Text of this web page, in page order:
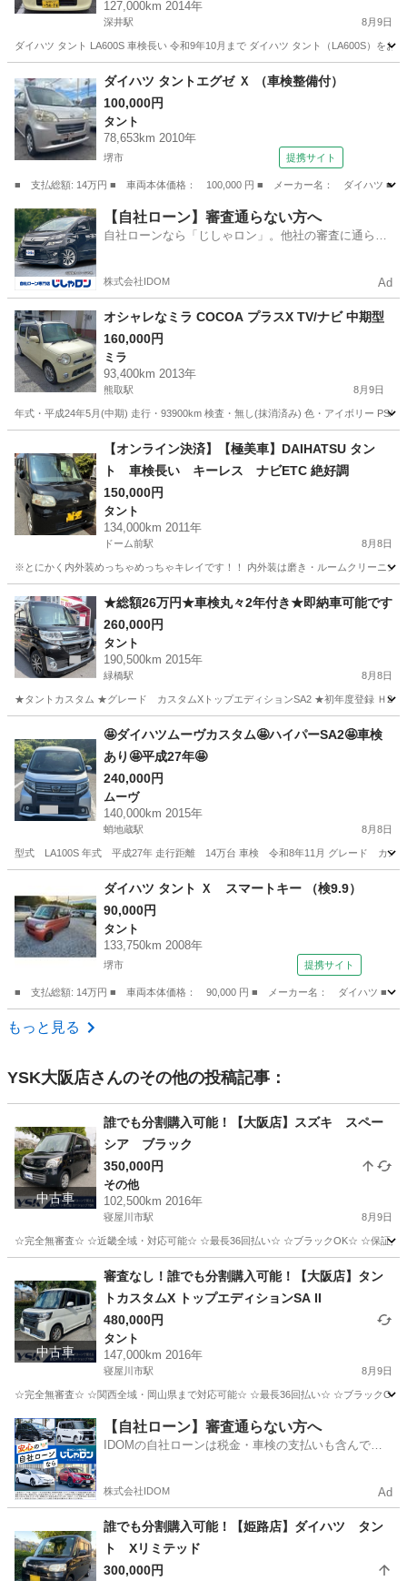
127,000km 2014年
深井駅 8月9日
ダイハツ タント LA600S 車検長い 令和9年10月まで ダイハツ タント（LA600S）を
深井駅 タント
ダイハツ タントエグゼ Ｘ （車検整備付）
100,000円
タント
78,653km 2010年
堺市 提携サイト
■ 支払総額: 14万円 ■ 車両本体価格： 100,000 円 ■ メーカー名： ダイハツ
大阪 堺市 タント
【自社ローン】審査通らない方へ
自社ローンなら「じしゃロン」。他社の審査に通らな
株式会社IDOM Ad
オシャレなミラ COCOA プラスX TV/ナビ 中期型
160,000円
ミラ
93,400km 2013年
熊取駅 8月9日
年式・平成24年5月(中期) 走行・93900km 検査・無し(抹消済み) 色・アイボリー PS/
熊取駅 ミラ
【オンライン決済】【極美車】DAIHATSU タン
ト 車検長い キーレス ナビETC 絶好調
150,000円
タント
134,000km 2011年
ドーム前駅 8月8日
※とにかく内外装めっちゃめっちゃキレイです！！ 内外装は磨き・ルームクリーニン
大阪 大阪市 ドーム前駅 タント
★総額26万円★車検丸々2年付き★即納車可能です
260,000円
タント
190,500km 2015年
緑橋駅 8月8日
★タントカスタム ★グレード カスタムXトップエディションSA2 ★初年度登録 Ｈ27
緑橋駅 タント
🤩ダイハツムーヴカスタム🤩ハイパーSA2🤩車検
あり🤩平成27年🤩
240,000円
ムーヴ
140,000km 2015年
蛸地蔵駅 8月8日
型式 LA100S 年式 平成27年 走行距離 14万台 車検 令和8年11月 グレード カスタ
蛸地蔵駅 ムーヴ
ダイハツ タント Ｘ スマートキー （検9.9）
90,000円
タント
133,750km 2008年
堺市 提携サイト
■ 支払総額: 14万円 ■ 車両本体価格： 90,000 円 ■ メーカー名： ダイハツ ■
大阪 堺市
もっと見る
YSK大阪店さんのその他の投稿記事：
中古車
誰でも分割購入可能！【大阪店】スズキ スペー
シア ブラック
350,000円
その他
102,500km 2016年
寝屋川市駅 8月9日
☆完全無審査☆ ☆近畿全域・対応可能☆ ☆最長36回払い☆ ☆ブラックOK☆ ☆保証人
寝屋川市駅 その他 車両
中古車
審査なし！誰でも分割購入可能！【大阪店】タン
トカスタムX トップエディションSA II
480,000円
タント
147,000km 2016年
寝屋川市駅 8月9日
☆完全無審査☆ ☆関西全域・岡山県まで対応可能☆ ☆最長36回払い☆ ☆ブラック
大阪 寝屋川市 寝屋川市駅 タント 車両
【自社ローン】審査通らない方へ
IDOMの自社ローンは税金・車検の支払いも含んでい
株式会社IDOM Ad
誰でも分割購入可能！【姫路店】ダイハツ タン
ト Xリミテッド
300,000円